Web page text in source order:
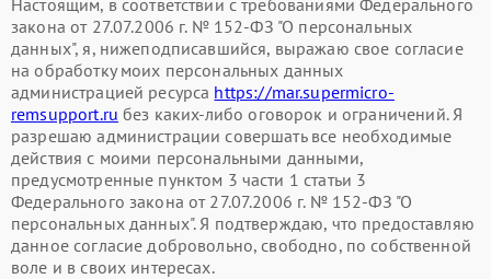
Настоящим, в соответствии с требованиями Федерального
закона от 27.07.2006 г. № 152-ФЗ "О персональных
данных", я, нижеподписавшийся, выражаю свое согласие
на обработку моих персональных данных
администрацией ресурса https://mar.supermicro-
remsupport.ru без каких-либо оговорок и ограничений. Я
разрешаю администрации совершать все необходимые
действия с моими персональными данными,
предусмотренные пунктом 3 части 1 статьи 3
Федерального закона от 27.07.2006 г. № 152-ФЗ "О
персональных данных". Я подтверждаю, что предоставляю
данное согласие добровольно, свободно, по собственной
воле и в своих интересах.